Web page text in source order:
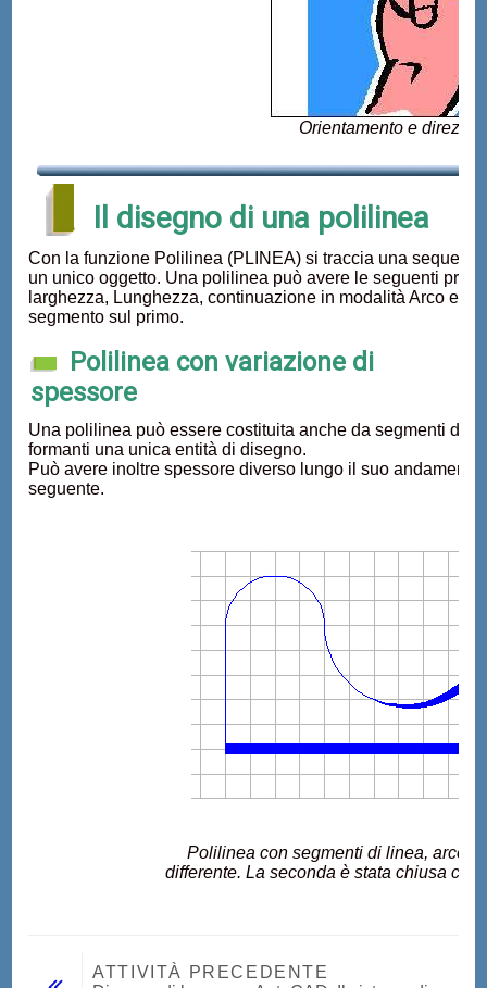
Orientamento e
Il disegno di una polilinea
Con la funzione Polilinea (PLINEA) si traccia una
un unico oggetto. Una polilinea può avere le seguenti
larghezza, Lunghezza, continuazione in modalità Arco e
segmento sul primo.
Polilinea con variazione di
spessore
Una polilinea può essere costituita anche da segmenti di
formanti una unica entità di disegno.
Può avere inoltre spessore diverso lungo il suo
seguente.
Polilinea con segmenti di linea, arco e
differente. La seconda è stata chiusa
ATTIVITÀ PRECEDENTE